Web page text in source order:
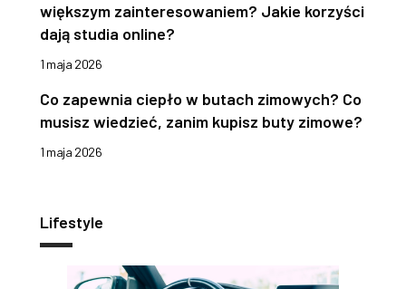
większym zainteresowaniem? Jakie korzyści
dają studia online?
1 maja 2026
Co zapewnia ciepło w butach zimowych? Co
musisz wiedzieć, zanim kupisz buty zimowe?
1 maja 2026
Lifestyle